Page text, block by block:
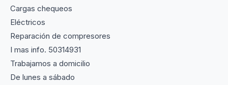
Cargas chequeos
Eléctricos
Reparación de compresores
I mas info. 50314931
Trabajamos a domicilio
De lunes a sábado